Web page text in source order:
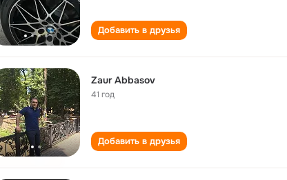
Добавить в друзья
Zaur Abbasov
41 год
Добавить в друзья